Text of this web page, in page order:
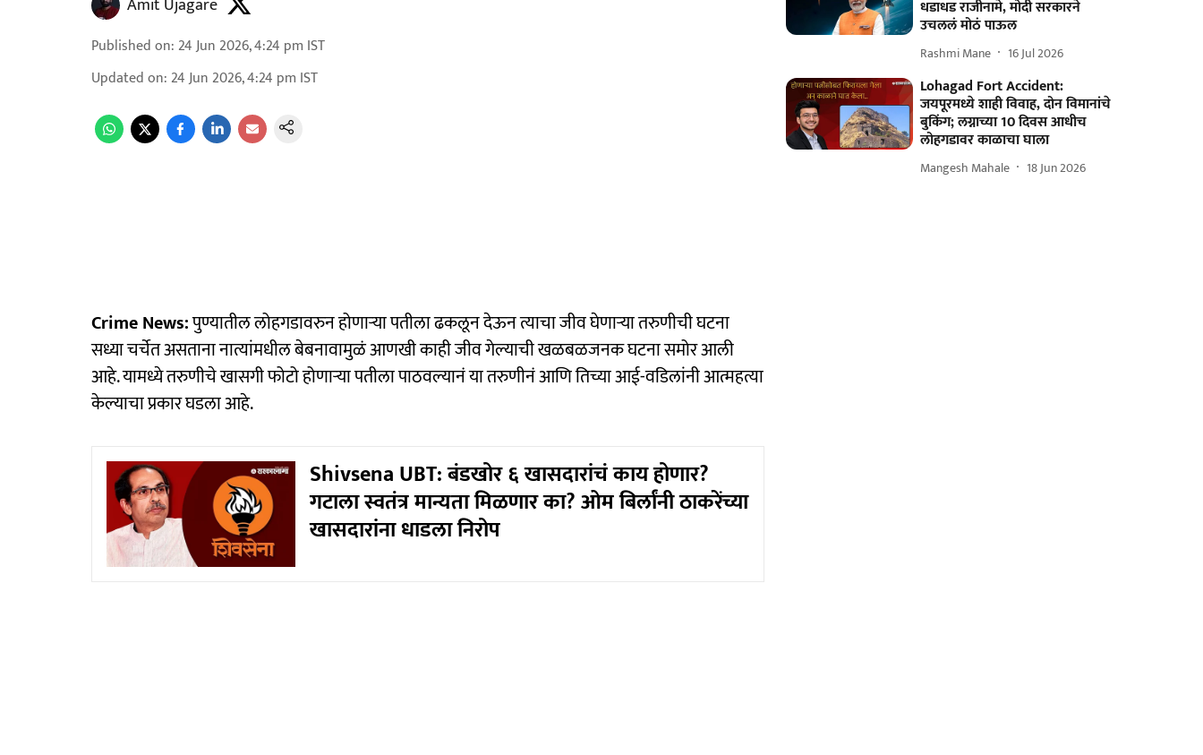
Amit Ujagare
Published on: 24 Jun 2026, 4:24 pm IST
Updated on: 24 Jun 2026, 4:24 pm IST
Crime News:पुण्यातील लोहगडावरुन होणाऱ्या पतीला ढकलून देऊन त्याचा जीव घेणाऱ्या तरुणीची घटना
सध्या चर्चेत असताना नात्यांमधील बेबनावामुळं आणखी काही जीव गेल्याची खळबळजनक घटना समोर आली
आहे. यामध्ये तरुणीचे खासगी फोटो होणाऱ्या पतीला पाठवल्यानं या तरुणीनं आणि तिच्या आई-वडिलांनी आत्महत्या
केल्याचा प्रकार घडला आहे.
Shivsena UBT: बंडखोर ६ खासदारांचं काय होणार?
गटाला स्वतंत्र मान्यता मिळणार का? ओम बिर्लांनी ठाकरेंच्या
खासदारांना धाडला निरोप
धडाधड राजीनामे, मोदी सरकारने
उचललं मोठं पाऊल
Rashmi Mane 16 Jul 2026
Lohagad Fort Accident:
जयपूरमध्ये शाही विवाह, दोन विमानांचे
बुकिंग; लग्नाच्या 10 दिवस आधीच
लोहगडावर काळाचा घाला
Mangesh Mahale 18 Jun 2026